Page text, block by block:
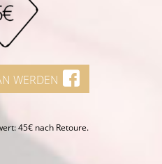
WERDEN
45€ nach Retoure.